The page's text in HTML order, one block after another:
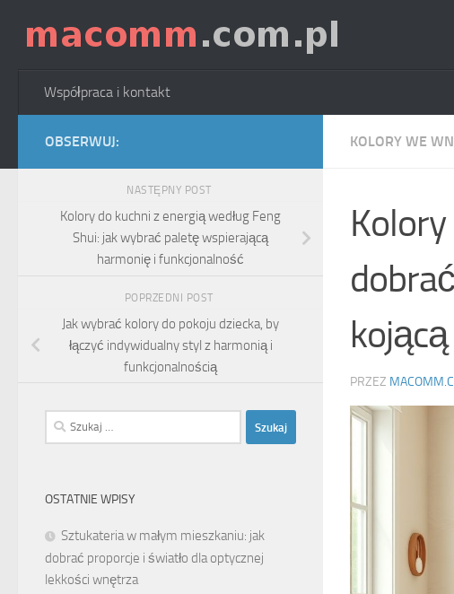
Skip to content
Współpraca i kontakt
KOLORY WE
Kolory
PRZEZ
OBSERWUJ:
NASTĘPNY POST
Kolory do kuchni z energią według Feng
Shui: jak wybrać paletę wspierającą
harmonię i funkcjonalność
POPRZEDNI POST
Jak wybrać kolory do pokoju dziecka, by
łączyć indywidualny styl z harmonią i
funkcjonalnością
Szukaj:
OSTATNIE WPISY
Sztukateria w małym mieszkaniu: jak
dobrać proporcje i światło dla optycznej
lekkości wnętrza